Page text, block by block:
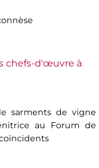
chefs-d'œuvre à
sarments de vigne
au Forum de